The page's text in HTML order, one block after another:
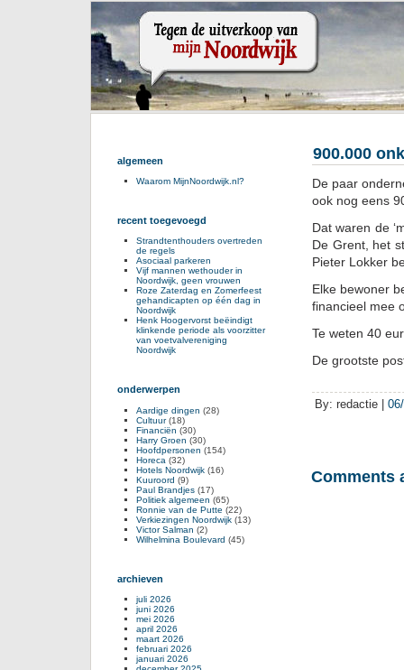
900.000
De paar
ook nog eens
Dat waren de
De Grent, het
Pieter Lokker
Elke bewoner
financieel mee
Te weten 40
De grootste
By: redactie |
Comments
algemeen
Waarom MijnNoordwijk.nl?
recent toegevoegd
Strandtenthouders overtreden
de regels
Asociaal parkeren
Vijf mannen wethouder in
Noordwijk, geen vrouwen
Roze Zaterdag en Zomerfeest
gehandicapten op één dag in
Noordwijk
Henk Hoogervorst beëindigt
klinkende periode als voorzitter
van voetvalvereniging
Noordwijk
onderwerpen
Aardige dingen (28)
Cultuur(18)
Financiën (30)
Harry Groen (30)
Hoofdpersonen (154)
Horeca (32)
Hotels Noordwijk (16)
Kuuroord (9)
Paul Brandjes (17)
Politiek algemeen (65)
Ronnie van de Putte (22)
Verkiezingen Noordwijk (13)
Victor Salman (2)
Wilhelmina Boulevard (45)
archieven
juli 2026
juni 2026
mei 2026
april 2026
maart 2026
februari 2026
januari 2026